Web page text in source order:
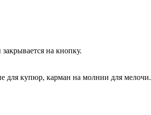
на кнопку.
для купюр, карман на молнии для мелочи.